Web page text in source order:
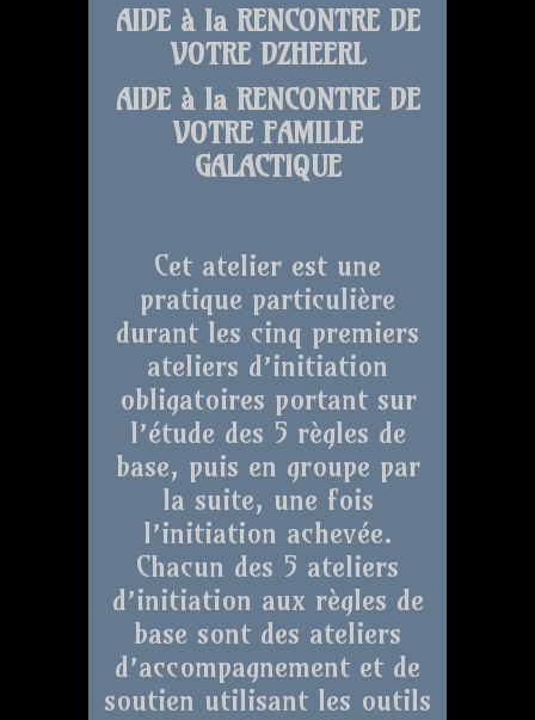
AIDE à la RENCONTRE DE
VOTRE DZHEERL
AIDE à la RENCONTRE DE
VOTRE FAMILLE
GALACTIQUE
Cet atelier est une
pratique particulière
durant les cinq premiers
ateliers d’initiation
obligatoires portant sur
l’étude des 5 règles de
base, puis en groupe par
la suite, une fois
l’initiation achevée.
Chacun des 5 ateliers
d’initiation aux règles de
base sont des ateliers
d’accompagnement et de
soutien utilisant les outils